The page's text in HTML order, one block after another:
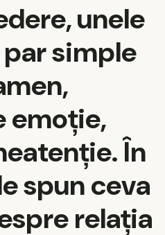
unele
simple
emoție,
În
spun ceva
relația